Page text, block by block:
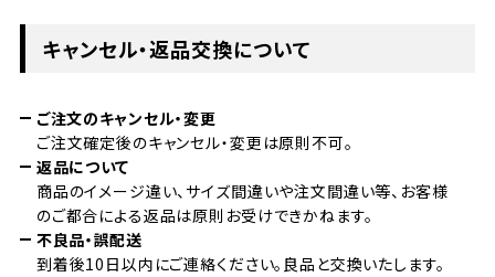
キャンセル・返品交換について
ご注文のキャンセル・変更
ご注文確定後のキャンセル・変更は原則不可。
返品について
商品のイメージ違い、サイズ間違いや注文間違い等、お客様
のご都合による返品は原則お受けできかねます。
不良品・誤配送
到着後10日以内にご連絡ください。良品と交換いたします。